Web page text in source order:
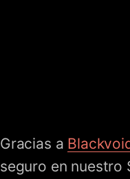
Gracias a
seguro en nuestro